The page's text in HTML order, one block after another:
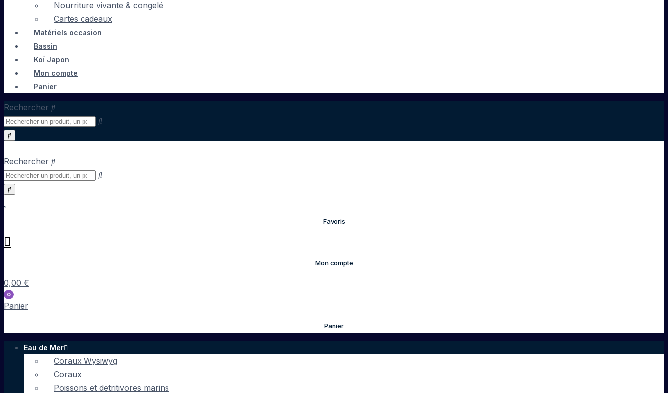
Nourriture vivante & congelé
Cartes cadeaux
Matériels occasion
Bassin
Koï Japon
Mon compte
Panier
Rechercher
Rechercher
Favoris
Mon compte
0,00 €
0
Panier
Panier
Eau de Mer
Coraux Wysiwyg
Coraux
Poissons et detritivores marins